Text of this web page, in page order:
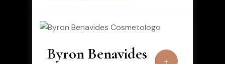
Byron Benavides